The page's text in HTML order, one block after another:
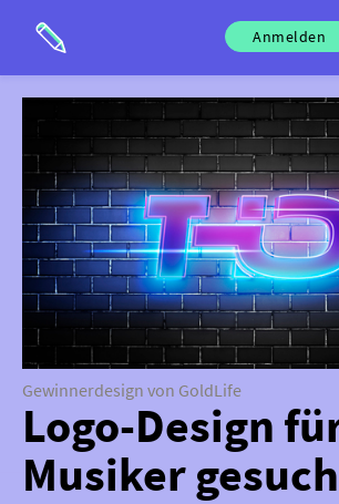
Anmelden
Gewinnerdesign von GoldLife
Logo-Design
Musiker